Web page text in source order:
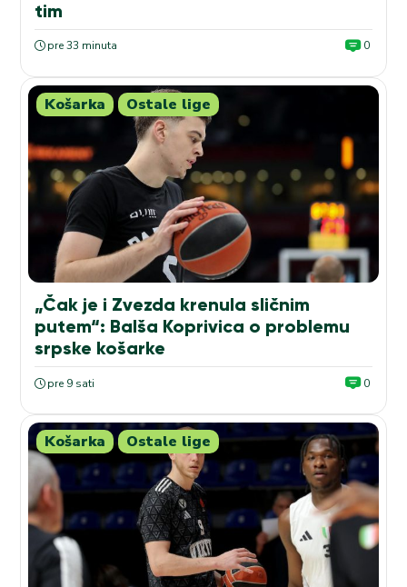
tim
pre 33 minuta 0
Košarka Ostale lige
„Čak je i Zvezda krenula sličnim
putem“: Balša Koprivica o problemu
srpske košarke
pre 9 sati 0
Košarka Ostale lige